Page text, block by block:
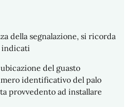
della segnalazione, si ricorda
indicati
del guasto
identificativo del palo
provvedento ad installare